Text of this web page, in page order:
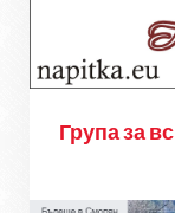
Група за